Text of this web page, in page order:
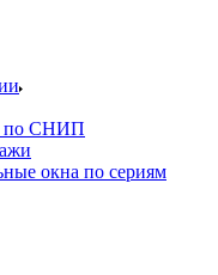
по СНИП
окна по сериям